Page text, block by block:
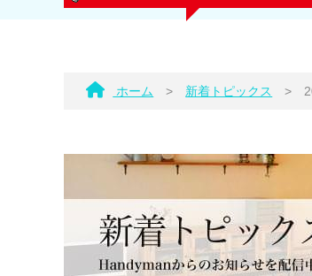
ホーム > 新着トピックス >